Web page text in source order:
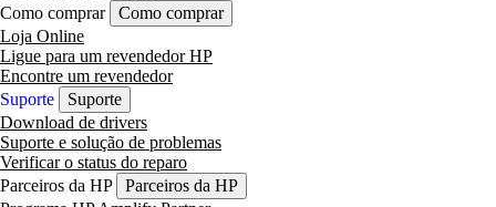
Como comprar
Como comprar
Loja Online
Ligue para um revendedor HP
Encontre um revendedor
Suporte
Suporte
Download de drivers
Suporte e solução de problemas
Verificar o status do reparo
Parceiros da HP
Parceiros da HP